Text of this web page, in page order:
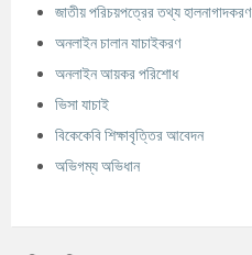
জাতীয় পরিচয়পত্রের তথ্য হালনাগাদকরণ
অনলাইন চালান যাচাইকরণ
অনলাইন আয়কর পরিশোধ
ভিসা যাচাই
বিকেকেবি শিক্ষাবৃত্তির আবেদন
অভিগম্য অভিধান